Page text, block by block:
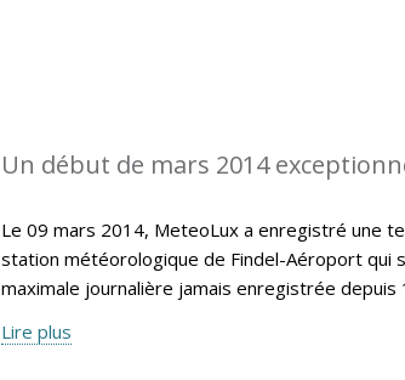
Un début de mars 2014
Le 09 mars 2014, MeteoLux a enregistré une
station météorologique de Findel-Aéroport qui
maximale journalière jamais enregistrée
Lire plus